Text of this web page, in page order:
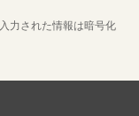
力された情報は暗号化